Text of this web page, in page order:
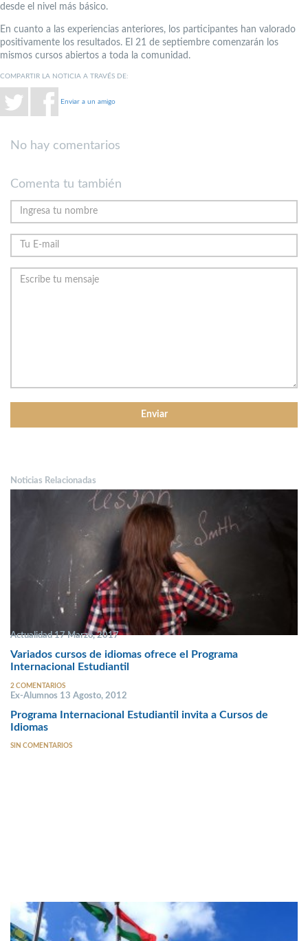
desde el nivel más básico.
En cuanto a las experiencias anteriores, los participantes han valorado
positivamente los resultados. El 21 de septiembre comenzarán los
mismos cursos abiertos a toda la comunidad.
COMPARTIR LA NOTICIA A TRAVÉS DE:
Enviar a un amigo
No hay comentarios
Comenta tu también
Noticias Relacionadas
Actualidad 17 Marzo, 2017
Variados cursos de idiomas ofrece el Programa
Internacional Estudiantil
2 COMENTARIOS
Ex-Alumnos 13 Agosto, 2012
Programa Internacional Estudiantil invita a Cursos de
Idiomas
SIN COMENTARIOS